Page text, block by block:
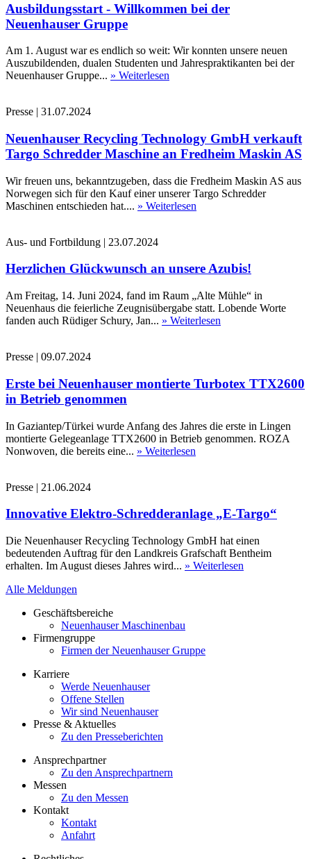
Ausbildungsstart - Willkommen bei der
Neuenhauser Gruppe
Am 1. August war es endlich so weit: Wir konnten unsere neuen
Auszubildenden, dualen Studenten und Jahrespraktikanten bei der
Neuenhauser Gruppe... » Weiterlesen
Presse | 31.07.2024
Neuenhauser Recycling Technology GmbH verkauft
Targo Schredder Maschine an Fredheim Maskin AS
Wir freuen uns, bekanntzugeben, dass die Fredheim Maskin AS aus
Norwegen sich für den Kauf einer unserer Targo Schredder
Maschinen entschieden hat.... » Weiterlesen
Aus- und Fortbildung | 23.07.2024
Herzlichen Glückwunsch an unsere Azubis!
Am Freitag, 14. Juni 2024, fand im Raum „Alte Mühle“ in
Neuenhaus die feierliche Zeugnisübergabe statt. Lobende Worte
fanden auch Rüdiger Schury, Jan... » Weiterlesen
Presse | 09.07.2024
Erste bei Neuenhauser montierte Turbotex TTX2600
in Betrieb genommen
In Gaziantep/Türkei wurde Anfang des Jahres die erste in Lingen
montierte Gelegeanlage TTX2600 in Betrieb genommen. ROZA
Nonwoven, die bereits eine... » Weiterlesen
Presse | 21.06.2024
Innovative Elektro-Schredderanlage „E-Targo“
Die Neuenhauser Recycling Technology GmbH hat einen
bedeutenden Auftrag für den Landkreis Grafschaft Bentheim
erhalten. Im August dieses Jahres wird... » Weiterlesen
Alle Meldungen
Geschäftsbereiche
Neuenhauser Maschinenbau
Firmengruppe
Firmen der Neuenhauser Gruppe
Karriere
Werde Neuenhauser
Offene Stellen
Wir sind Neuenhauser
Presse & Aktuelles
Zu den Presseberichten
Ansprechpartner
Zu den Ansprechpartnern
Messen
Zu den Messen
Kontakt
Kontakt
Anfahrt